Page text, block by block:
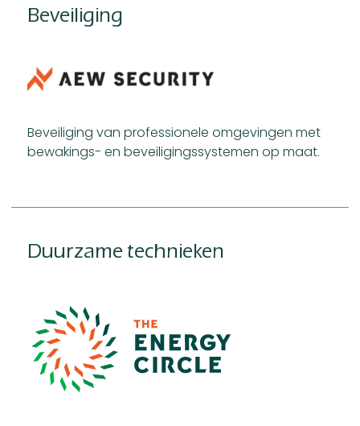
Beveiliging
Beveiliging van professionele omgevingen met
bewakings- en beveiligingssystemen op maat.
Duurzame technieken